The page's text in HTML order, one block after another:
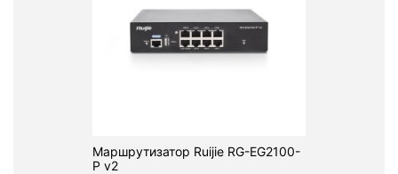
Маршрутизатор Ruijie RG-EG2100-
P v2